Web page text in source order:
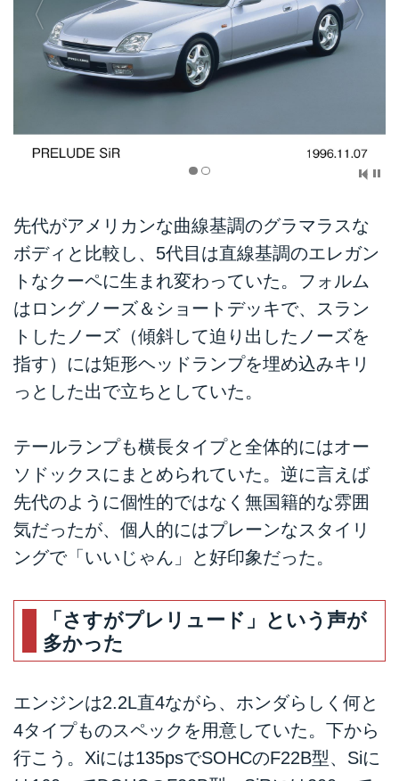
先代がアメリカンな曲線基調のグラマラスな
ボディと比較し、5代目は直線基調のエレガン
トなクーペに生まれ変わっていた。フォルム
はロングノーズ＆ショートデッキで、スラン
トしたノーズ（傾斜して迫り出したノーズを
指す）には矩形ヘッドランプを埋め込みキリ
っとした出で立ちとしていた。
テールランプも横長タイプと全体的にはオー
ソドックスにまとめられていた。逆に言えば
先代のように個性的ではなく無国籍的な雰囲
気だったが、個人的にはプレーンなスタイリ
ングで「いいじゃん」と好印象だった。
「さすがプレリュード」という声が
多かった
エンジンは2.2L直4ながら、ホンダらしく何と
4タイプものスペックを用意していた。下から
行こう。Xiには135psでSOHCのF22B型、Siに